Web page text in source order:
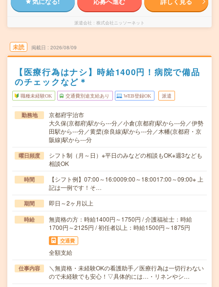
派遣会社 株式会社ニッソーネット
未読 掲載日 2026/08/09
【医療行為はナシ】時給1400円！病院で備品
のチェックなど＊
職種未経験OK 交通費別途支給あり WEB登録OK 派遣
勤務地
京都府宇治市
大久保(京都府)駅から---分／小倉(京都府)駅から---分／伊勢
田駅から---分／黄檗(奈良線)駅から---分／木幡(京都府・京
阪線)駅から---分
曜日頻度
シフト制（月～日）※平日のみなどの相談もOK※週3なども
相談OK
時間
【シフト例】07:00～16:0009:00～18:0017:00～09:00※ 上
記は一例です！そ…
期間 即日～2ヶ月以上
時給
無資格の方：時給1400円～1750円 / 介護福祉士：時給
1700円～2125円 / 初任者以上：時給1500円～1875円
交通費
全額支給
仕事内容
＼無資格・未経験OKの看護助手／医療行為は一切行わない
ので未経験でも安心！▽具体的には…・リネンやシ…